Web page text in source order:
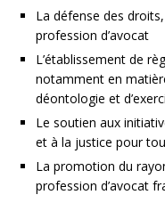
La défense des
profession d’avocat
L’établissement de
notamment en
déontologie et
Le soutien aux
et à la justice pour
La promotion du
profession d’avocat